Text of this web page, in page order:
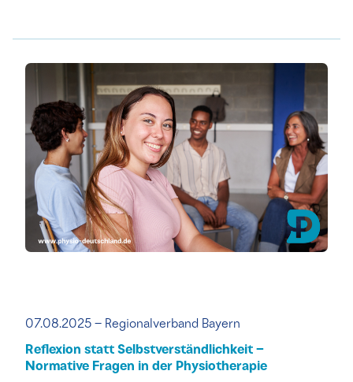
07.08.2025 – Regionalverband Bayern
Reflexion statt Selbstverständlichkeit –
Normative Fragen in der Physiotherapie